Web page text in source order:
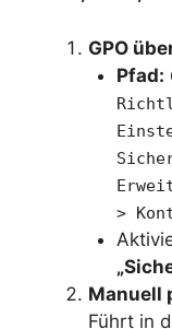
GPO
Pfad:
>
Manuell
Führt in